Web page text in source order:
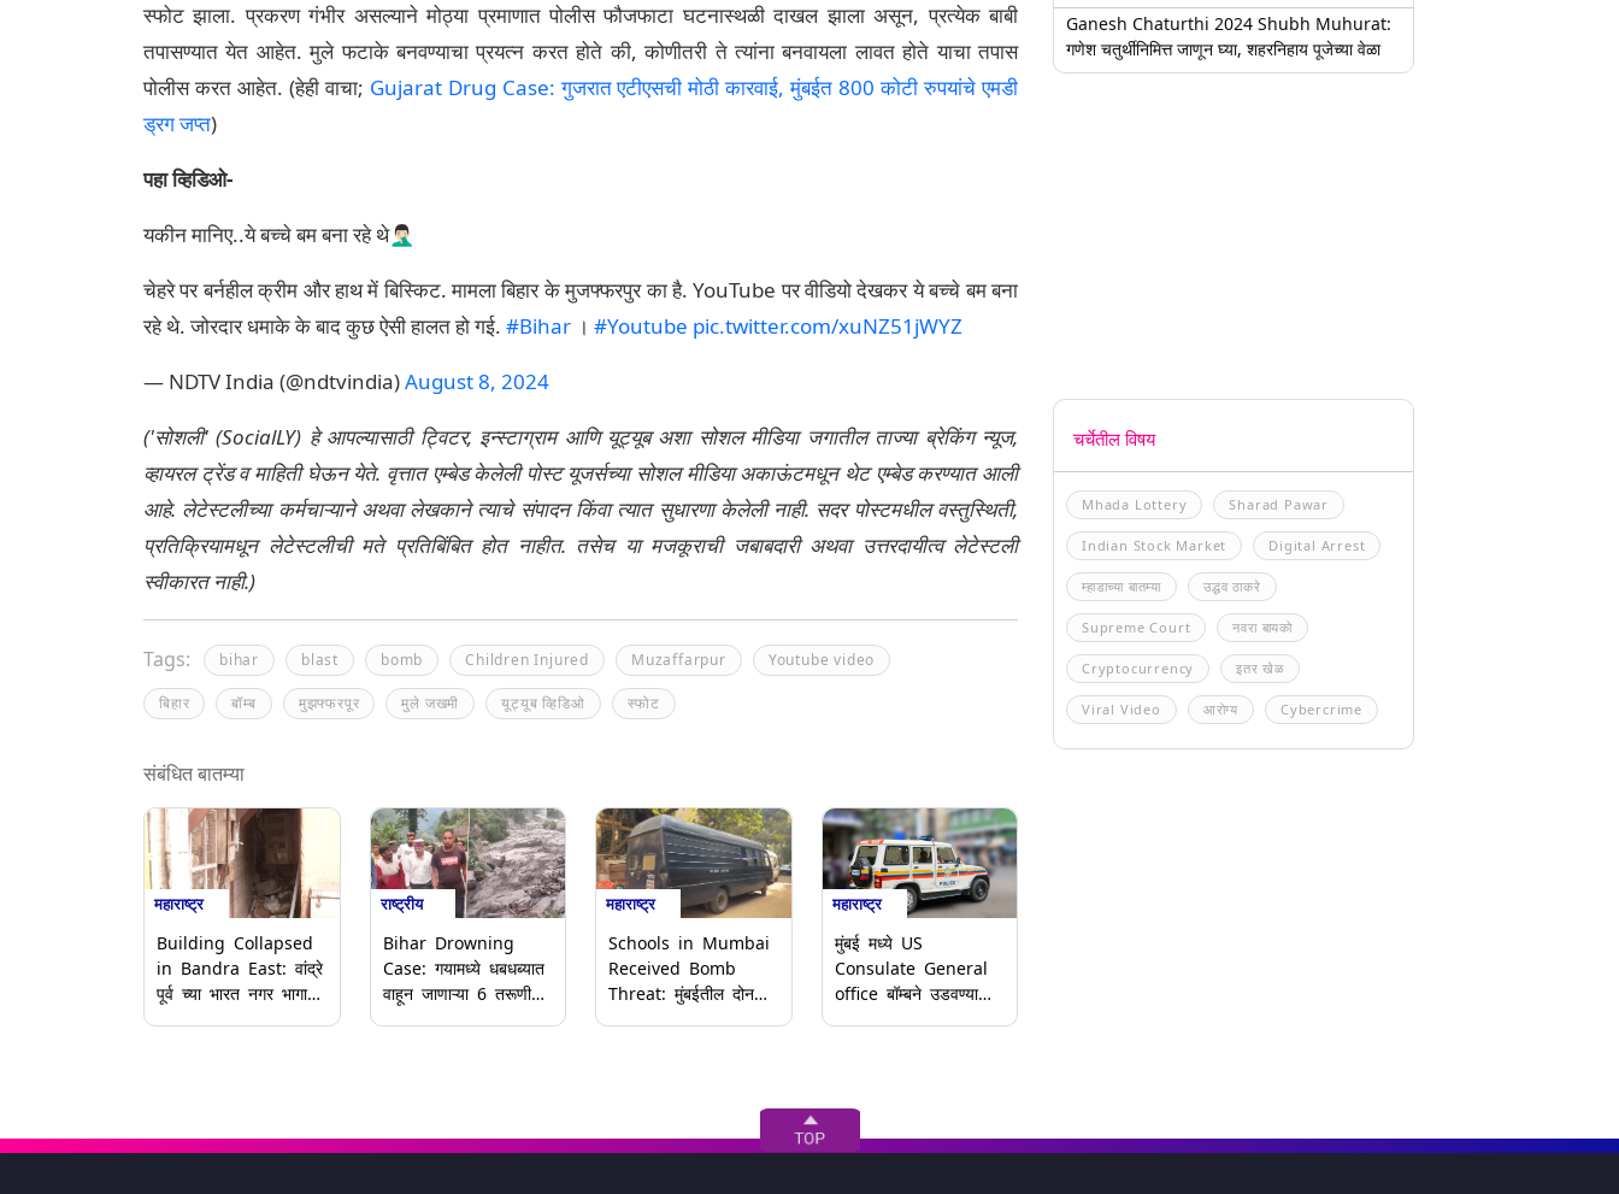
स्फोट झाला. प्रकरण गंभीर असल्याने मोठ्या प्रमाणात पोलीस फौजफाटा घटनास्थळी दाखल झाला असून, प्रत्येक बाबी
तपासण्यात येत आहेत. मुले फटाके बनवण्याचा प्रयत्न करत होते की, कोणीतरी ते त्यांना बनवायला लावत होते याचा तपास
पोलीस करत आहेत. (हेही वाचा; Gujarat Drug Case: गुजरात एटीएसची मोठी कारवाई, मुंबईत 800 कोटी रुपयांचे एमडी
ड्रग जप्त)
पहा व्हिडिओ-
यकीन मानिए..ये बच्चे बम बना रहे थे🤦🏻‍♂️
चेहरे पर बर्नहील क्रीम और हाथ में बिस्किट. मामला बिहार के मुजफ्फरपुर का है. YouTube पर वीडियो देखकर ये बच्चे बम बना
रहे थे. जोरदार धमाके के बाद कुछ ऐसी हालत हो गई. #Bihar । #Youtube pic.twitter.com/xuNZ51jWYZ
— NDTV India (@ndtvindia)August 8, 2024
('सोशली' (SocialLY) हे आपल्यासाठी ट्विटर, इन्स्टाग्राम आणि यूट्यूब अशा सोशल मीडिया जगातील ताज्या ब्रेकिंग न्यूज,
व्हायरल ट्रेंड व माहिती घेऊन येते. वृत्तात एम्बेड केलेली पोस्ट यूजर्सच्या सोशल मीडिया अकाऊंटमधून थेट एम्बेड करण्यात आली
आहे. लेटेस्टलीच्या कर्मचाऱ्याने अथवा लेखकाने त्याचे संपादन किंवा त्यात सुधारणा केलेली नाही. सदर पोस्टमधील वस्तुस्थिती,
प्रतिक्रियामधून लेटेस्टलीची मते प्रतिबिंबित होत नाहीत. तसेच या मजकूराची जबाबदारी अथवा उत्तरदायीत्व लेटेस्टली
स्वीकारत नाही.)
Tags: bihar blast bomb Children Injured Muzaffarpur Youtube video
बिहार बॉम्ब मुझफ्फरपूर मुले जखमी यूट्यूब व्हिडिओ स्फोट
संबंधित बातम्या
महाराष्ट्र
Building Collapsed
in Bandra East: वांद्रे
पूर्व च्या भारत नगर भागात
राष्ट्रीय
Bihar Drowning
Case: गयामध्ये धबधब्यात
वाहून जाणाऱ्या 6 तरूणी
महाराष्ट्र
Schools in Mumbai
Received Bomb
Threat: मुंबईतील दोन
महाराष्ट्र
मुंबई मध्ये US
Consulate General
office बॉम्बने उडवण्याची
Ganesh Chaturthi 2024 Shubh Muhurat:
गणेश चतुर्थीनिमित्त जाणून घ्या, शहरनिहाय पूजेच्या वेळा
चर्चेतील विषय
Mhada Lottery Sharad Pawar
Indian Stock Market Digital Arrest
म्हाडाच्या बातम्या उद्धव ठाकरे
Supreme Court नवरा बायको
Cryptocurrency इतर खेळ
Viral Video आरोग्य Cybercrime